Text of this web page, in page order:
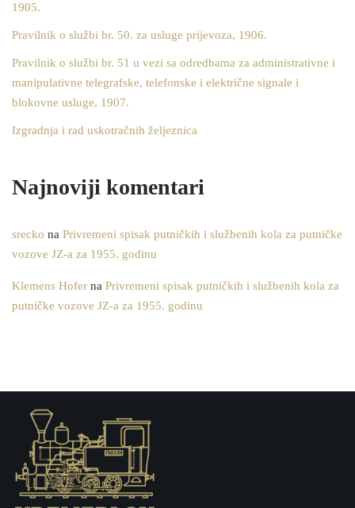
1905.
Pravilnik o službi br. 50. za usluge prijevoza, 1906.
Pravilnik o službi br. 51 u vezi sa odredbama za administrativne i
manipulativne telegrafske, telefonske i električne signale i
blokovne usluge, 1907.
Izgradnja i rad uskotračnih željeznica
Najnoviji komentari
srecko na Privremeni spisak putničkih i službenih kola za putničke
vozove JZ-a za 1955. godinu
Klemens Hofer na Privremeni spisak putničkih i službenih kola za
putničke vozove JZ-a za 1955. godinu